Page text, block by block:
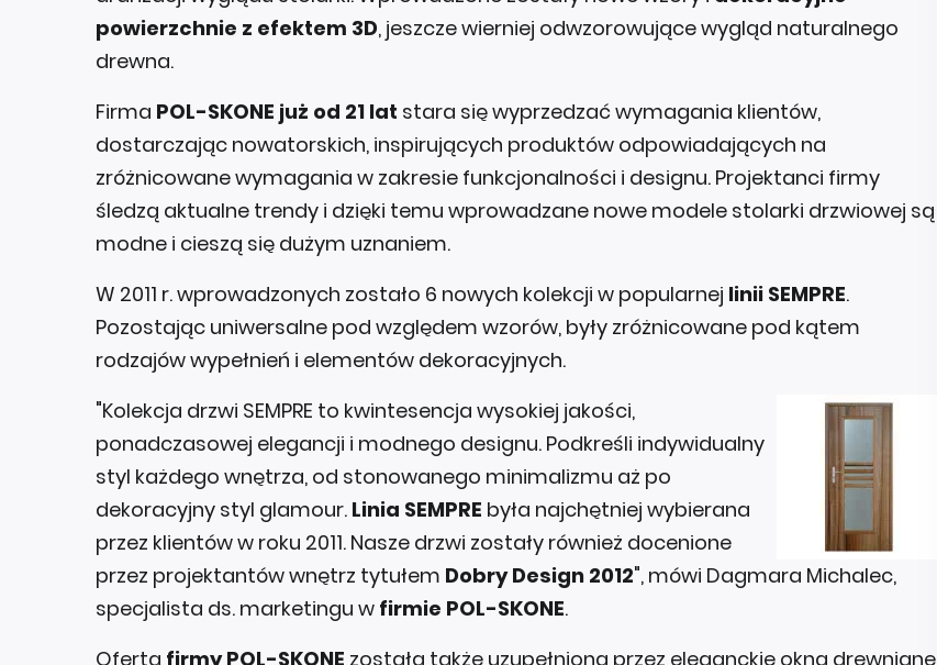
powierzchnie z efektem 3D, jeszcze wierniej odwzorowujące wygląd naturalnego
drewna.
Firma POL-SKONE już od 21 lat stara się wyprzedzać wymagania klientów,
dostarczając nowatorskich, inspirujących produktów odpowiadających na
zróżnicowane wymagania w zakresie funkcjonalności i designu. Projektanci firmy
śledzą aktualne trendy i dzięki temu wprowadzane nowe modele stolarki drzwiowej są
modne i cieszą się dużym uznaniem.
W 2011 r. wprowadzonych zostało 6 nowych kolekcji w popularnej linii SEMPRE.
Pozostając uniwersalne pod względem wzorów, były zróżnicowane pod kątem
rodzajów wypełnień i elementów dekoracyjnych.
"Kolekcja drzwi SEMPRE to kwintesencja wysokiej jakości,
ponadczasowej elegancji i modnego designu. Podkreśli indywidualny
styl każdego wnętrza, od stonowanego minimalizmu aż po
dekoracyjny styl glamour. Linia SEMPRE była najchętniej wybierana
przez klientów w roku 2011. Nasze drzwi zostały również docenione
przez projektantów wnętrz tytułem Dobry Design 2012", mówi Dagmara Michalec,
specjalista ds. marketingu w firmie POL-SKONE.
Oferta firmy POL-SKONE została także uzupełniona przez eleganckie okna drewniane